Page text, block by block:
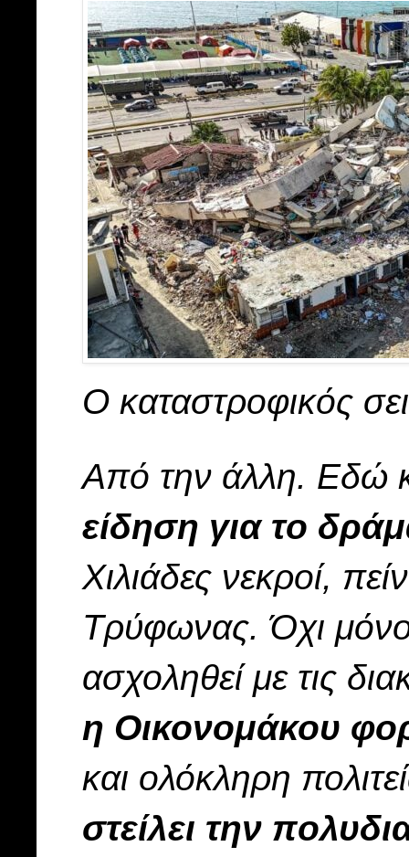
Ο καταστροφικός
Από την άλλη. Εδώ
είδηση για το
Χιλιάδες νεκροί,
Τρύφωνας. Όχι
ασχοληθεί με τις
η Οικονομάκου
και ολόκληρη
στείλει την